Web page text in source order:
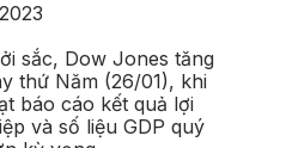
sắc, Dow Jones tăng
thứ Năm (26/01), khi
báo cáo kết quả lợi
và số liệu GDP quý